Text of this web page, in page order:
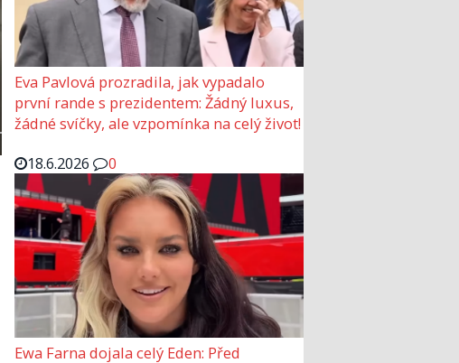
Eva Pavlová prozradila, jak vypadalo
první rande s prezidentem: Žádný luxus,
žádné svíčky, ale vzpomínka na celý život!
18.6.2026
0
Ewa Farna dojala celý Eden: Před